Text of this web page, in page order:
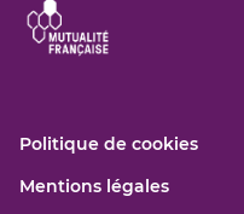
Politique de cookies(ouvre
Mentions légales(ouvre